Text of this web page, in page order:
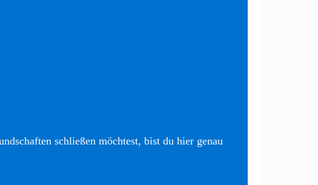
schließen möchtest, bist du hier genau